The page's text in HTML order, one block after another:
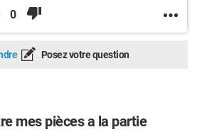
0
Posez votre question
mes pièces a la partie